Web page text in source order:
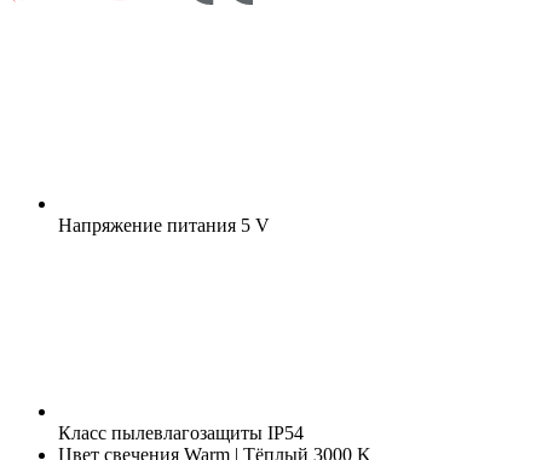
Напряжение питания 5 V
Класс пылевлагозащиты IP54
Цвет свечения Warm | Тёплый 3000 K